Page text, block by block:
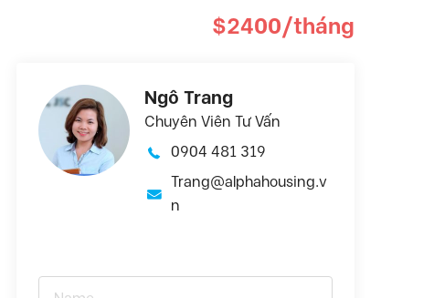
$2400/tháng
Ngô Trang
Chuyên Viên Tư Vấn
0904 481 319
Trang@alphahousing.v
n